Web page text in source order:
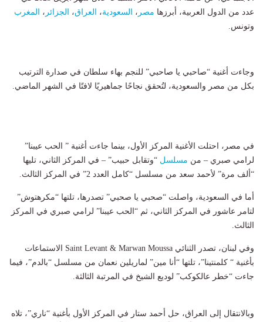
عدد من الدول العربية، أبرزها مصر ، السعودية، العراق، الجزائر ،
المغرب
وتونس.
وجاءت أغنية “صاحبي يا صاحبي” للنجم بهاء سلطان في صدارة الترتيب
بكل من مصر والسعودية، لتُحقق نجاحًا جماهيريًا لافتًا في الشهر الماضي.
في مصر، احتلت الأغنية المركز الأول، بينما جاءت أغنية ” الحب عيبنا”
لرامي صبري – من مسلسل “وتقابل حبيب” – في المركز الثاني، تليها
“ألف مرة” لأحمد سعد من مسلسل “كامل العدد 2” في المركز الثالث.
أما في السعودية، واصلت “صحبي يا صحبي” تصدرها، تلتها “مكرهتوش”
لتامر عاشور في المركز الثاني، ثم “الحب عيبنا” لرامي صبري في المركز
الثالث.
وفي لبنان، تصدر الثنائي Saint Levant & Marwan Moussa الاستماعات
بأغنية “ كلمنتينا”، تلتها “أنا مين” لماريلين نعمان من مسلسل “بالدم”، فيما
جاءت “خطر عالكوكب” لوديع الشيخ في المرتبة الثالثة.
وبالانتقال إلى العراق، حل أحمد ستار في المركز الأول بأغنية “ناري”، تلاه